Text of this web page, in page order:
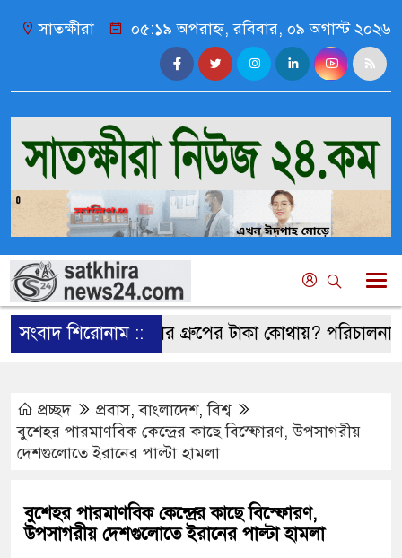
সাতক্ষীরা ০৫:১৯ অপরাহ্ন, রবিবার, ০৯ অগাস্ট ২০২৬
সংবাদ শিরোনাম ::বুশরার গ্রুপের টাকা কোথায়? পরিচালনা পর্ষদ
প্রচ্ছদ প্রবাস,বাংলাদেশ,বিশ্ব
বুশেহর পারমাণবিক কেন্দ্রের কাছে বিস্ফোরণ, উপসাগরীয়
দেশগুলোতে ইরানের পাল্টা হামলা
বুশেহর পারমাণবিক কেন্দ্রের কাছে বিস্ফোরণ,
উপসাগরীয় দেশগুলোতে ইরানের পাল্টা হামলা